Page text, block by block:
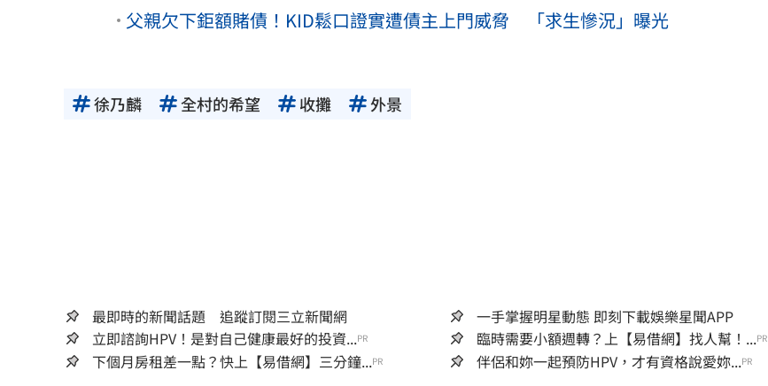
父親欠下鉅額賭債！KID鬆口證實遭債主上門威脅 「求生慘況」曝光
徐乃麟 全村的希望 收攤 外景
最即時的新聞話題 追蹤訂閱三立新聞網
一手掌握明星動態 即刻下載娛樂星聞APP
立即諮詢HPV！是對自己健康最好的投資...PR 臨時需要小額週轉？上【易借網】找人幫！...PR
下個月房租差一點？快上【易借網】三分鐘...PR 伴侶和妳一起預防HPV，才有資格說愛妳...PR